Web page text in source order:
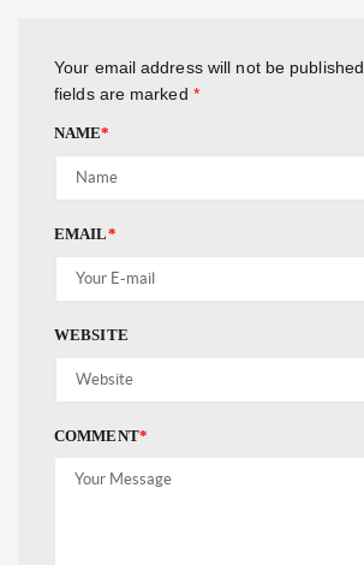
Your email address will not be published.
fields are marked *
NAME*
EMAIL*
WEBSITE
COMMENT*